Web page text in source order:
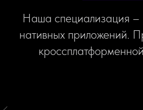
Наша специализация –
нативных приложений.